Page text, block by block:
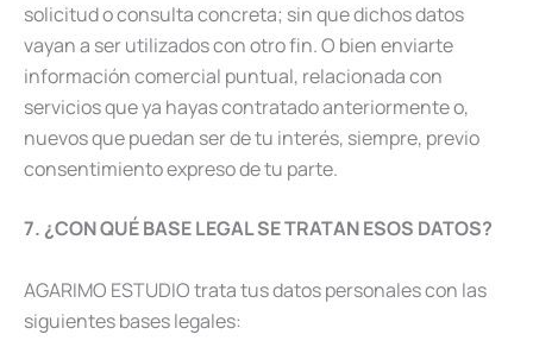
solicitud o consulta concreta; sin que dichos datos
vayan a ser utilizados con otro fin. O bien enviarte
información comercial puntual, relacionada con
servicios que ya hayas contratado anteriormente o,
nuevos que puedan ser de tu interés, siempre, previo
consentimiento expreso de tu parte.
7. ¿CON QUÉ BASE LEGAL SE TRATAN ESOS DATOS?
AGARIMO ESTUDIO trata tus datos personales con las
siguientes bases legales: